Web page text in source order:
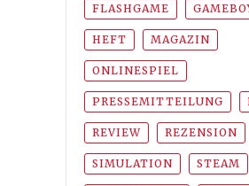
FLASHGAME
HEFT MAGAZIN
ONLINESPIEL
PRESSEMITTEILUNG
REVIEW REZENSION
SIMULATION STEAM